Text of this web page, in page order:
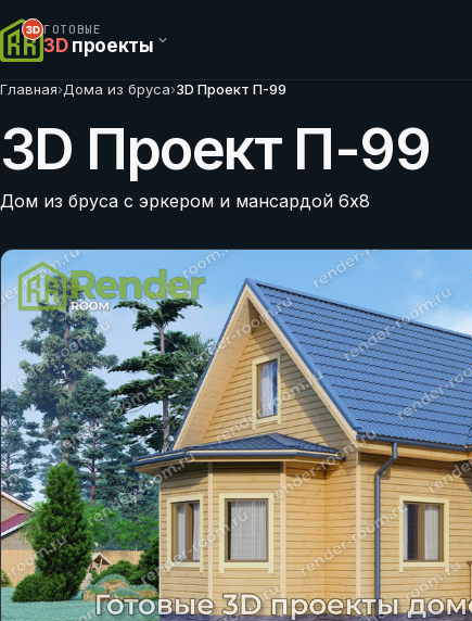
ГОТОВЫЕ
3Dпроекты
Главная›Дома из бруса›3D Проект П-99
3D Проект П-99
Дом из бруса с эркером и мансардой 6х8